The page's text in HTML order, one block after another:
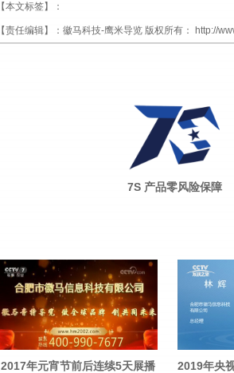
【本文标签】：
【责任编辑】： 徽马科技-鹰米导览 版权所有： http://
7S 产品零风险保障
2017年元宵节前后连续5天展播 2019年央